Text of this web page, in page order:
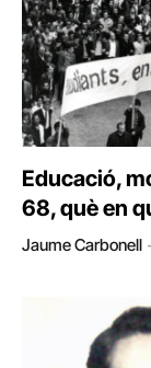
Educació,
68, què en
Jaume Carbonell